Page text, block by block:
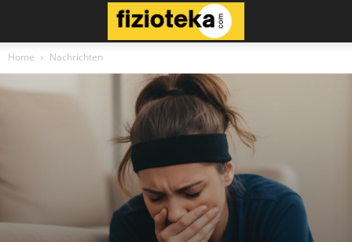
Home Nachrichten